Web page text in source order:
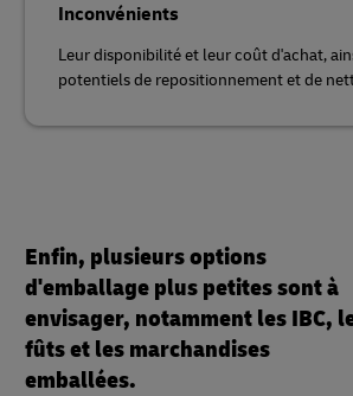
Inconvénients
Leur disponibilité et leur coût d'achat,
potentiels de repositionnement et de
Enfin, plusieurs options
d'emballage plus petites sont à
envisager, notamment les IBC,
fûts et les marchandises
emballées.